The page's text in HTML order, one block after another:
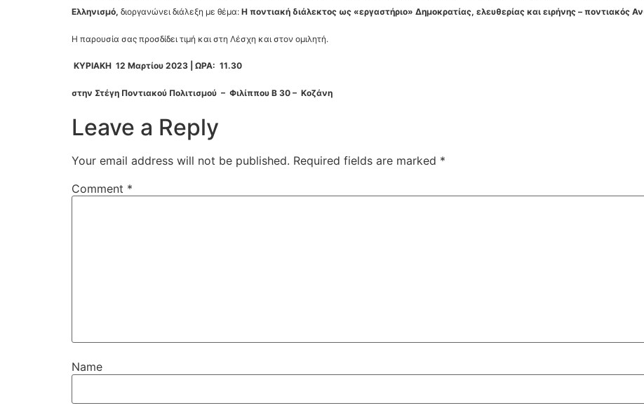
Ελληνισμό, διοργανώνει διάλεξη με θέμα: Η ποντιακή διάλεκτος ως «εργαστήριο» Δημοκρατίας, ελευθερίας και ειρήνης – ποντιακός
Η παρουσία σας προσδίδει τιμή και στη Λέσχη και στον ομιλητή.
ΚΥΡΙΑΚΗ 12 Μαρτίου 2023 | ΩΡΑ: 11.30
στην Στέγη Ποντιακού Πολιτισμού – Φιλίππου Β 30 – Κοζάνη
Leave a Reply
Your email address will not be published. Required fields are marked *
Comment *
Name